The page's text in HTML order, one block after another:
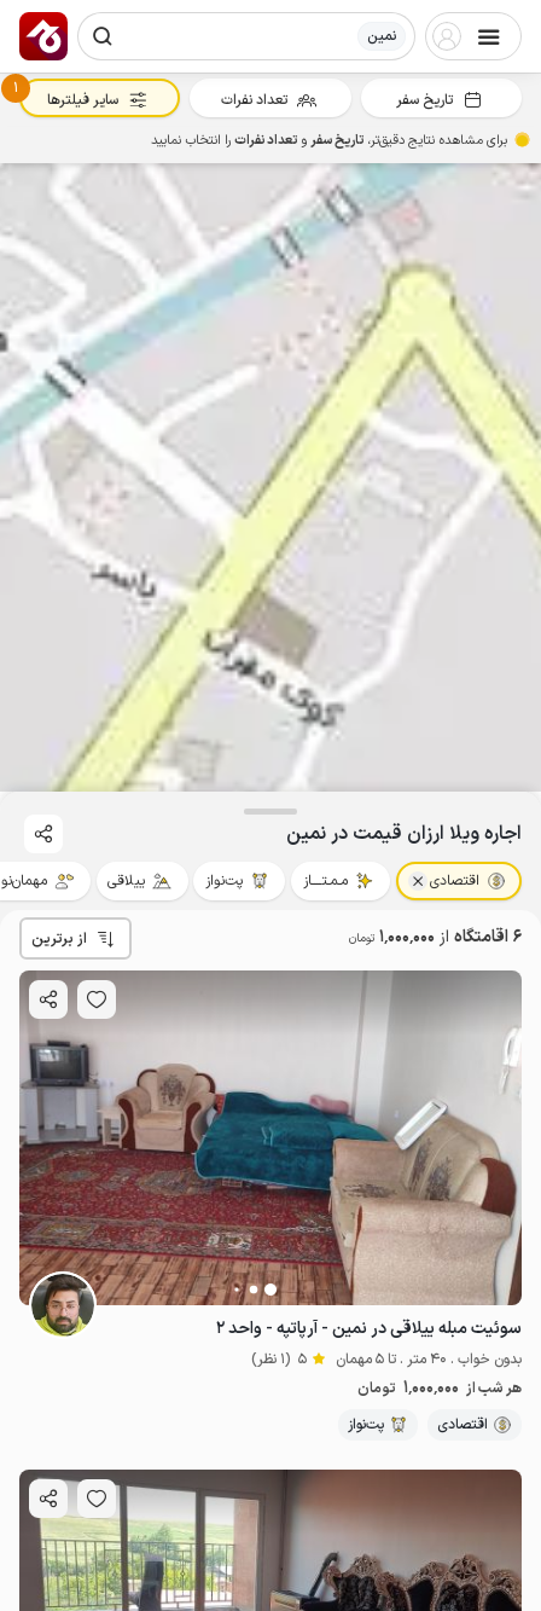
نمین
اجاره ویلا ارزان قیمت در نمین
اقتصادی مـمـتــــاز پت‌نواز ییلاقی
6 اقامتگاه از 1٬000٬000 تومان از برترین
سوئیت مبله ییلاقی در نمین - آرپاتپه - واحد ۲
بدون خواب . 40 متر . تا 5 مهمان 5 (1 نظر)
هر شب از 1٬000٬000 تومان
اقتصادی
پت‌نواز
تاریخ سفر تعداد نفرات
1
سایر فیلترها
برای مشاهده نتایج دقیق‌تر، تاریخ سفرو تعداد نفراترا انتخاب نمایید